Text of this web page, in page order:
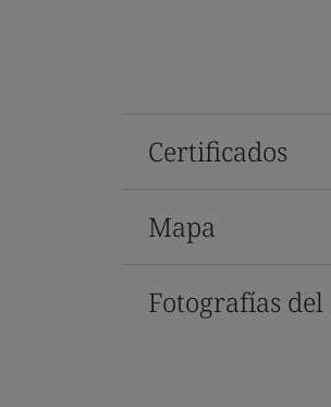
Certificados
Mapa
Fotografías